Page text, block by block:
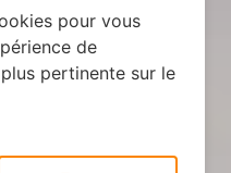
pour vous
de
pertinente sur le